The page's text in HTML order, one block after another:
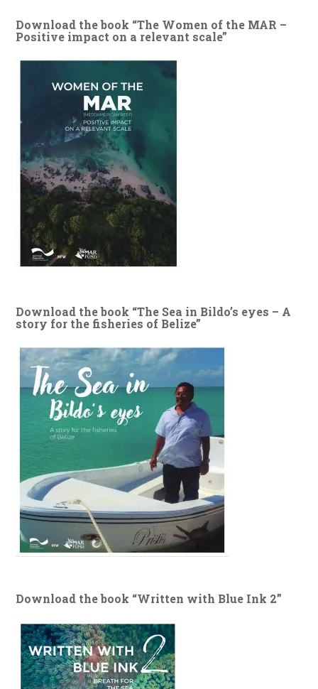
Download the book “The Women of the MAR –
Positive impact on a relevant scale”
Download the book “The Sea in Bildo’s eyes – A
story for the fisheries of Belize”
Download the book “Written with Blue Ink 2”